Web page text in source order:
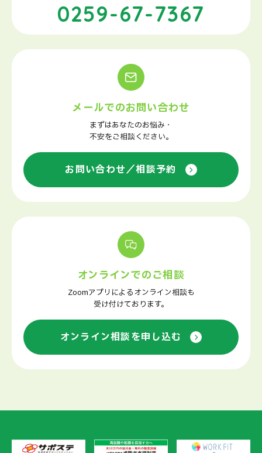
0259-67-7367
メールでのお問い合わせ
まずはあなたのお悩み・
不安をご相談ください。
お問い合わせ／相談予約
オンラインでのご相談
Zoomアプリによるオンライン相談も
受け付けております。
オンライン相談を申し込む